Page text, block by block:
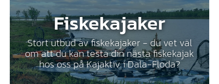
Fiskekajaker
Stort utbud av fiskekajaker - du vet väl
om att du kan testa din nästa fiskekajak
hos oss på Kajaktiv i Dala-Floda?